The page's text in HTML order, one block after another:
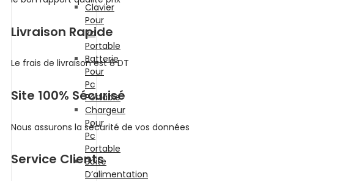
Clavier
Pour
Pc
Portable
Batterie
Pour
Pc
Portable
Chargeur
Pour
Pc
Portable
Boite
D’alimentation
Livraison Rapide
Le frais de livraison est 8 DT
Site 100% Sécurisé
Nous assurons la sécurité de vos données
Service Clients